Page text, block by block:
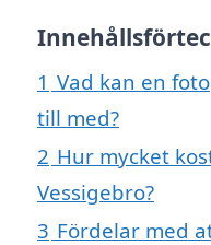
1 Vad kan en
till med?
2 Hur mycket
Vessigebro?
3 Fördelar med